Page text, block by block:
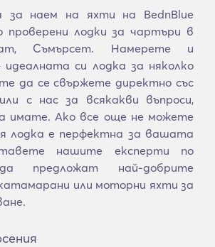
за наем на яхти на BednBlue
проверени лодки за чартъри в
Съмърсет. Намерете и
идеалната си лодка за няколко
да се свържете директно със
с нас за всякакви въпроси,
имате. Ако все още не можете
лодка е перфектна за вашата
нашите експерти по
предложат най-добрите
или моторни яхти за